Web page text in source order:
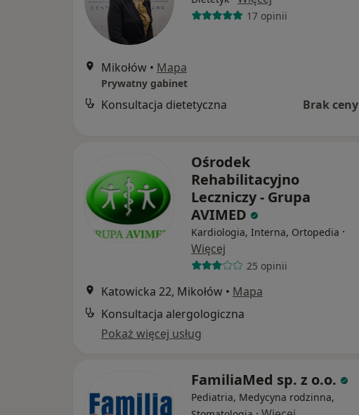
17 opinii
Mikołów • Mapa
Prywatny gabinet
Konsultacja dietetyczna Brak ceny
Ośrodek
Rehabilitacyjno
Leczniczy - Grupa
AVIMED
Kardiologia, Interna, Ortopedia ·
Więcej
25 opinii
Katowicka 22, Mikołów • Mapa
Konsultacja alergologiczna
Pokaż więcej usług
FamiliaMed sp. z o.o.
Pediatria, Medycyna rodzinna,